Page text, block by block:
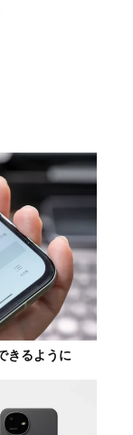
きるように